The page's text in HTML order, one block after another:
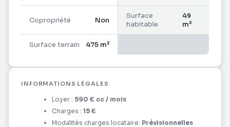
Copropriété Non
Surface
habitable
49
m²
Surface terrain 475 m²
INFORMATIONS LÉGALES
Loyer : 590 € cc / mois
Charges : 15 €
Modalités charges locataire: Prévisionnelles